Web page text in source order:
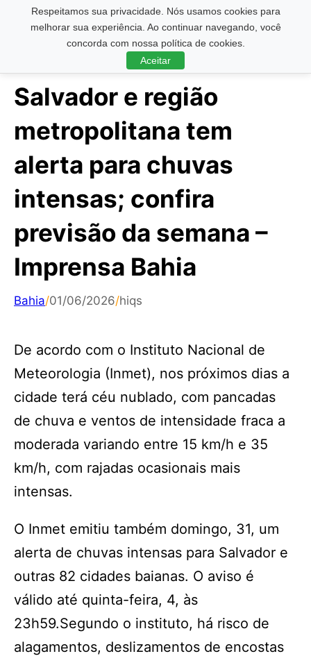
Respeitamos sua privacidade. Nós usamos cookies para
melhorar sua experiência. Ao continuar navegando, você
concorda com nossa política de cookies.
Aceitar
Pesquisar ...
Salvador e região
metropolitana tem
alerta para chuvas
intensas; confira
previsão da semana –
Imprensa Bahia
Bahia/01/06/2026/hiqs
De acordo com o Instituto Nacional de
Meteorologia (Inmet), nos próximos dias a
cidade terá céu nublado, com pancadas
de chuva e ventos de intensidade fraca a
moderada variando entre 15 km/h e 35
km/h, com rajadas ocasionais mais
intensas.
O Inmet emitiu também domingo, 31, um
alerta de chuvas intensas para Salvador e
outras 82 cidades baianas. O aviso é
válido até quinta-feira, 4, às
23h59.Segundo o instituto, há risco de
alagamentos, deslizamentos de encostas